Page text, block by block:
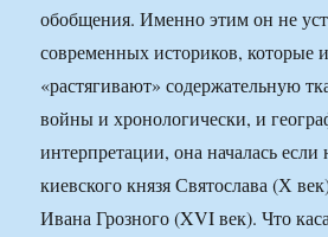
обобщения. Именно этим он не
современных историков, которые
«растягивают» содержательную
войны и хронологически, и
интерпретации, она началась если
киевского князя Святослава (Х
Ивана Грозного (XVI век). Что